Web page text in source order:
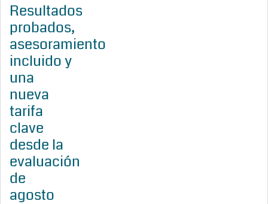
Resultados
probados,
asesoramiento
incluido y
una
nueva
tarifa
clave
desde la
evaluación
de
agosto